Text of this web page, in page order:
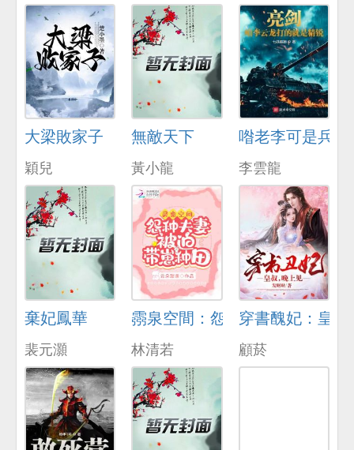
大梁敗家子
穎兒
無敵天下
黃小龍
喒老李可是兵
李雲龍
棄妃鳳華
裴元灝
霛泉空間：怨種夫妻被迫帶崽
林清若
穿書醜妃：皇
顧菸